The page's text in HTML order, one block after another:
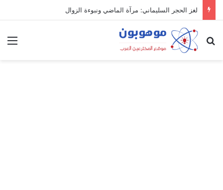
لغز الحجر السليماني: مرآة الماضي ونبوءة الزوال
بحث عن